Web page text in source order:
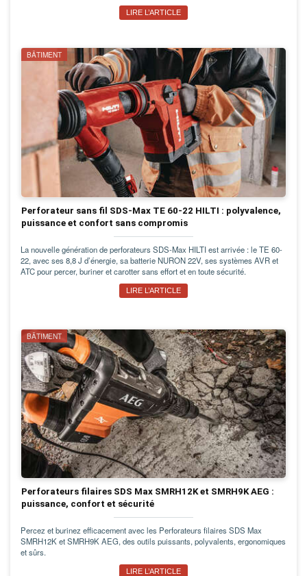
LIRE L’ARTICLE
BÂTIMENT
Perforateur sans fil SDS-Max TE 60-22 HILTI : polyvalence,
puissance et confort sans compromis
La nouvelle génération de perforateurs SDS-Max HILTI est arrivée : le TE 60-
22, avec ses 8,8 J d’énergie, sa batterie NURON 22V, ses systèmes AVR et
ATC pour percer, buriner et carotter sans effort et en toute sécurité.
LIRE L’ARTICLE
BÂTIMENT
Perforateurs filaires SDS Max SMRH12K et SMRH9K AEG :
puissance, confort et sécurité
Percez et burinez efficacement avec les Perforateurs filaires SDS Max
SMRH12K et SMRH9K AEG, des outils puissants, polyvalents, ergonomiques
et sûrs.
LIRE L’ARTICLE